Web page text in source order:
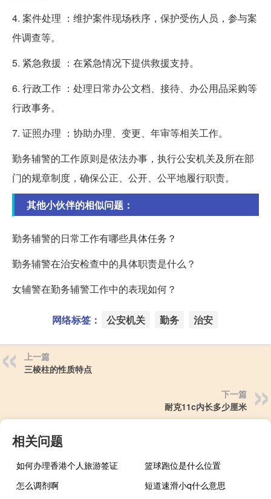
4. 案件处理 ：维护案件现场秩序，保护受伤人员，参与案
件调查等。
5. 紧急救援 ：在紧急情况下提供救援支持。
6. 行政工作 ：处理日常办公文档、接待、办公用品采购等
行政事务。
7. 证照办理 ：协助办理、变更、年审等相关工作。
勤务辅警的工作原则是依法办事，执行公安机关及所在部
门的规章制度，确保公正、公开、公平地履行职责。
其他小伙伴的相似问题：
勤务辅警的日常工作有哪些具体任务？
勤务辅警在治安检查中的具体职责是什么？
女辅警在勤务辅警工作中的表现如何？
网络标签： 公安机关 勤务 治安
上一篇
三棱柱的性质特点
下一篇
耐克11c内长多少厘米
相关问题
如何办理香港个人旅游签证
篮球跑位是什么位置
怎么调剂啊
短道速滑小q什么意思